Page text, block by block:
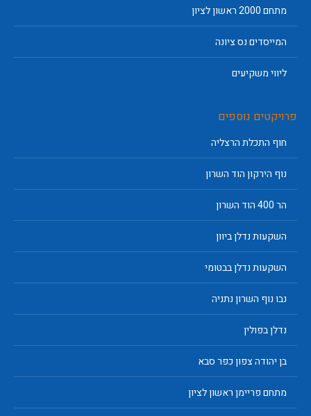
מתחם 2000 ראשון לציון
המייסדים נס ציונה
ליווי משקיעים
פרויקטים נוספים
חוף התכלת הרצליה
נוף הירקון הוד השרון
הר 400 הוד השרון
השקעות נדלן ביוון
השקעות נדלן בבטומי
נבו נוף השרון נתניה
נדלן בפולין
בן יהודה צפון כפר סבא
מתחם פריימן ראשון לציון